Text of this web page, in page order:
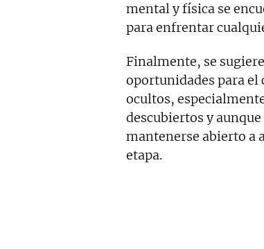
mental y física se
para enfrentar
Finalmente, se
oportunidades para
ocultos,
descubiertos y
mantenerse abierto a
etapa.